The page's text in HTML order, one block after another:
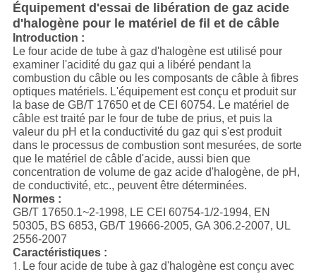
Équipement d'essai de libération de gaz acide
d'halogène pour le matériel de fil et de câble
Introduction :
Le four acide de tube à gaz d'halogène est utilisé pour
examiner l'acidité du gaz qui a libéré pendant la
combustion du câble ou les composants de câble à fibres
optiques matériels. L'équipement est conçu et produit sur
la base de GB/T 17650 et de CEI 60754. Le matériel de
câble est traité par le four de tube de prius, et puis la
valeur du pH et la conductivité du gaz qui s'est produit
dans le processus de combustion sont mesurées, de sorte
que le matériel de câble d'acide, aussi bien que
concentration de volume de gaz acide d'halogène, de pH,
de conductivité, etc., peuvent être déterminées.
Normes :
GB/T 17650.1~2-1998, LE CEI 60754-1/2-1994, EN
50305, BS 6853, GB/T 19666-2005, GA 306.2-2007, UL
2556-2007
Caractéristiques :
1. Le four acide de tube à gaz d'halogène est conçu avec